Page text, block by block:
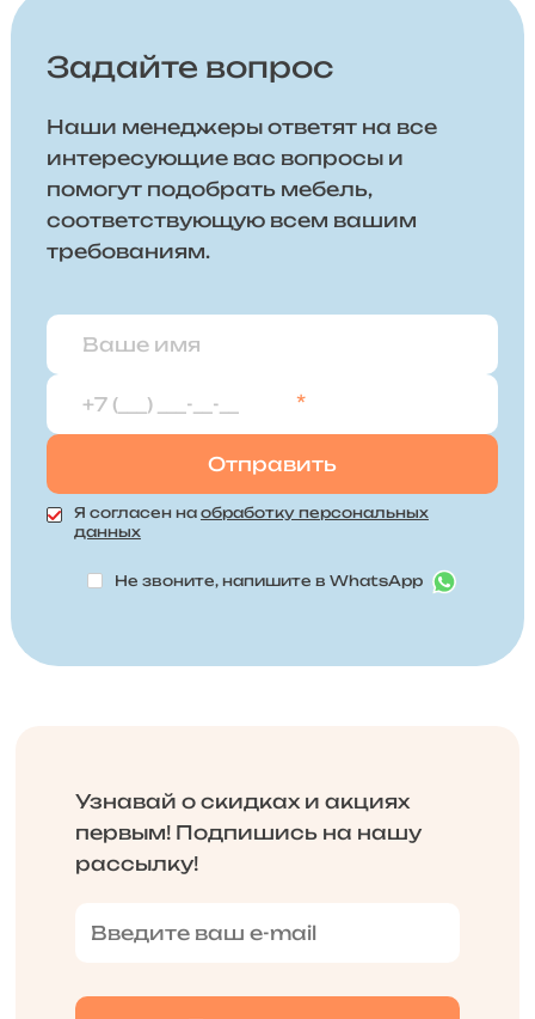
Задайте вопрос
Наши менеджеры ответят на все
интересующие вас вопросы и
помогут подобрать мебель,
соответствующую всем вашим
требованиям.
*
Я согласен на обработку персональных
данных
Не звоните, напишите в WhatsApp
Узнавай о скидках и акциях
первым! Подпишись на нашу
рассылку!